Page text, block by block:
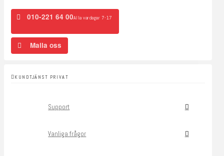
010-221 64 00Alla vardagar 7-17
Maila oss
KUNDTJÄNST PRIVAT
Support
Vanliga frågor